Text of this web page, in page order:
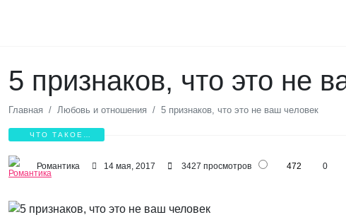
5 признаков, что это не
Главная Любовь и отношения 5 признаков, что это не ваш человек
ЧТО ТАКОЕ
Романтика 14 мая, 2017 3427 просмотров 472 0